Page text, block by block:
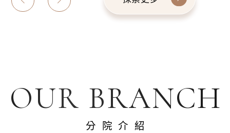
OUR BRANCH
分院介紹